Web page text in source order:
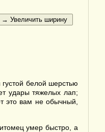
густой белой шерстью
удары тяжелых лап;
это вам не обычный,
умер быстро, а